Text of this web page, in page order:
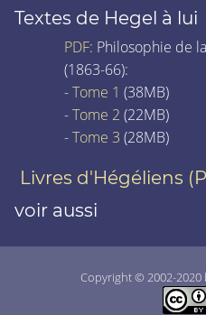
Textes de Hegel à lui
PDF: Philosophie de
(1863-66):
-Tome 1 (38MB)
-Tome 2 (22MB)
-Tome 3 (28MB)
Livres d'Hégéliens
voir aussi
Copyright © 2002-2020